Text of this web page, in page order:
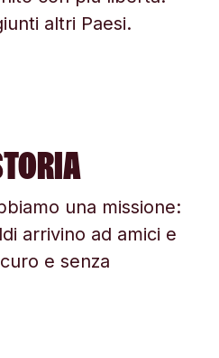
altri Paesi.
una missione:
arrivino ad amici e
e senza